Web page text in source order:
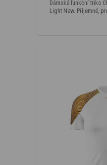
Dámské funkční triko
Light New. Příjemné,